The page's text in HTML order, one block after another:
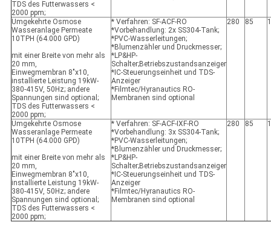
TDS des Futterwassers <
2000 ppm;
Umgekehrte Osmose
Wasseranlage Permeate
10TPH (64.000 GPD)
mit einer Breite von mehr als
20 mm,
Einwegmembran 8"x10,
installierte Leistung 19kW-
380-415V, 50Hz; andere
Spannungen sind optional;
TDS des Futterwassers <
2000 ppm;
* Verfahren: SF-ACF-RO
*Vorbehandlung: 2x SS304-Tank;
*PVC-Wasserleitungen;
*Blumenzähler und Druckmesser;
*LP&HP-
Schalter;Betriebszustandsanzeiger
*IC-Steuerungseinheit und TDS-
Anzeiger
*Filmtec/Hyranautics RO-
Membranen sind optional
280 85
Umgekehrte Osmose
Wasseranlage Permeate
10TPH (64.000 GPD)
mit einer Breite von mehr als
20 mm,
Einwegmembran 8"x10,
installierte Leistung 19kW-
380-415V, 50Hz; andere
Spannungen sind optional;
TDS des Futterwassers <
2000 ppm;
* Verfahren: SF-ACF-IXF-RO
*Vorbehandlung: 3x SS304-Tank;
*PVC-Wasserleitungen;
*Blumenzähler und Druckmesser;
*LP&HP-
Schalter;Betriebszustandsanzeiger
*IC-Steuerungseinheit und TDS-
Anzeiger
*Filmtec/Hyranautics RO-
Membranen sind optional
280 85